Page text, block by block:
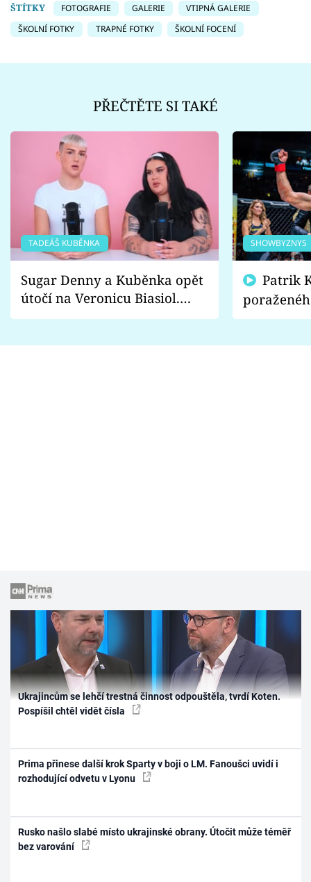
ŠTÍTKY FOTOGRAFIE GALERIE
VTIPNÁ GALERIE
ŠKOLNÍ FOTKY
TRAPNÉ FOTKY ŠKOLNÍ FOCENÍ
PŘEČTĚTE SI TAKÉ
TADEÁŠ KUBĚNKA
Sugar Denny a Kuběnka opět
útočí na Veronicu Biasiol.
Proč je podle nich falešná a
SHOWBYZNYS
fanoušci
Ukrajincům se lehčí trestná činnost odpouštěla, tvrdí Koten.
Pospíšil chtěl vidět čísla
Prima přinese další krok Sparty v boji o LM. Fanoušci uvidí i
rozhodující odvetu v Lyonu
Rusko našlo slabé místo ukrajinské obrany. Útočit může téměř
bez varování